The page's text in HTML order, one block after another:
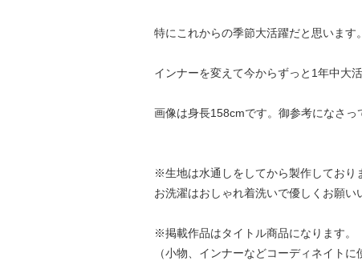
特にこれからの季節大活躍だと思います。
インナーを変えて今からずっと1年中大活
画像は身長158cmです。御参考になさっ
※生地は水通しをしてから製作しており
お洗濯はおしゃれ着洗いで優しくお願い
※掲載作品はタイトル商品になります。
（小物、インナーなどコーディネイト